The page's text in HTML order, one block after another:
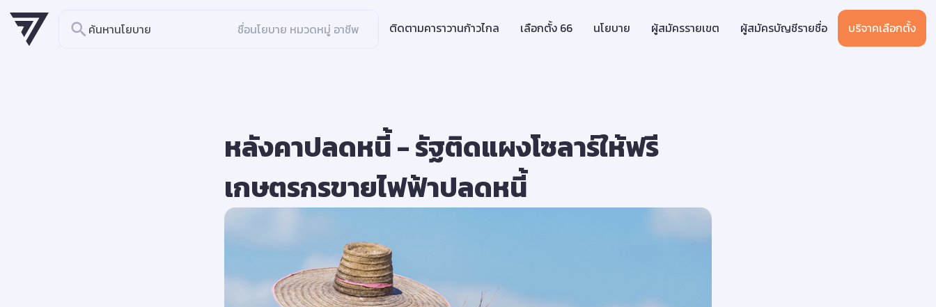
ค้นหานโยบาย ติดตามคาราวานก้าวไกล เลือกตั้ง 66 นโยบาย ผู้สมัครรายเขต ผู้สมัครบัญชีรายชื่อ บริจาคเลือกตั้ง
หลังคาปลดหนี้ - รัฐติดแผงโซลาร์ให้ฟรี
เกษตรกรขายไฟฟ้าปลดหนี้